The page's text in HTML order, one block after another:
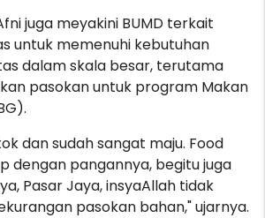
juga meyakini BUMD terkait
untuk memenuhi kebutuhan
dalam skala besar, terutama
pasokan untuk program Makan
dan sudah sangat maju. Food
dengan pangannya, begitu juga
Pasar Jaya, insyaAllah tidak
pasokan bahan," ujarnya.